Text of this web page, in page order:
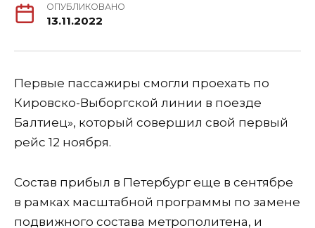
ОПУБЛИКОВАНО
13.11.2022
Первые пассажиры смогли проехать по
Кировско-Выборгской линии в поезде
Балтиец», который совершил свой первый
рейс 12 ноября.
Состав прибыл в Петербург еще в сентябре
в рамках масштабной программы по замене
подвижного состава метрополитена, и